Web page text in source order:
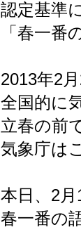
認定基準
「春一番
2013年2
全国的に
立春の前
気象庁は
本日、2
春一番の